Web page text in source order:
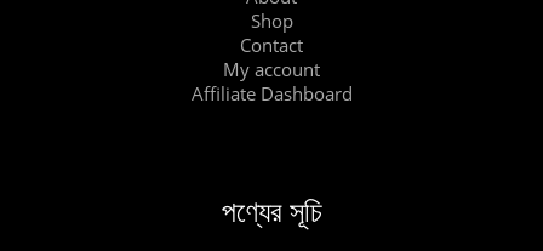
Shop
Contact
My account
Affiliate Dashboard
পণ্যের সূচি